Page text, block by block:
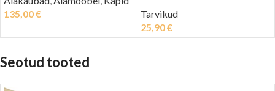
135,00€
Tarvikud
25,90€
Seotud tooted